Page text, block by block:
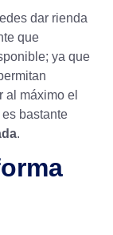
dar rienda
que
ya que
al máximo el
bastante
.